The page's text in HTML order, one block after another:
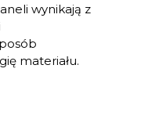
wynikają z
materiału.